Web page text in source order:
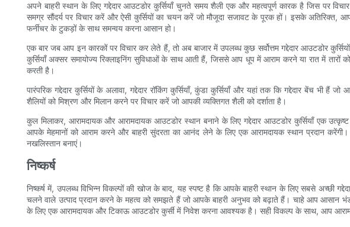
अपने बाहरी स्थान के लिए गद्देदार आउटडोर कुर्सियाँ चुनते समय शैली एक और महत्वपूर्ण कारक है जिस पर
समग्र सौंदर्य पर विचार करें और ऐसी कुर्सियों का चयन करें जो मौजूदा सजावट के पूरक हों। इसके अतिरिक्त,
फर्नीचर के टुकड़ों के साथ समन्वय करना आसान हो।
एक बार जब आप इन कारकों पर विचार कर लेते हैं, तो अब बाजार में उपलब्ध कुछ सर्वोत्तम गद्देदार आउटडोर
कुर्सियाँ अक्सर समायोज्य रिक्लाइनिंग सुविधाओं के साथ आती हैं, जिससे आप धूप में आराम करने या रात में तारों
करती है।
पारंपरिक गद्देदार कुर्सियों के अलावा, गद्देदार रॉकिंग कुर्सियाँ, कुंडा कुर्सियाँ और यहां तक ​​कि गद्देदार बेंच भी
शैलियों को मिश्रण और मिलान करने पर विचार करें जो आपकी व्यक्तिगत शैली को दर्शाता है।
कुल मिलाकर, आरामदायक और आरामदायक आउटडोर स्थान बनाने के लिए गद्देदार आउटडोर कुर्सियाँ एक
आपके मेहमानों को आराम करने और बाहरी सुंदरता का आनंद लेने के लिए एक आरामदायक स्थान प्रदान
नखलिस्तान बनाएं।
निष्कर्ष
निष्कर्ष में, उपलब्ध विभिन्न विकल्पों की खोज के बाद, यह स्पष्ट है कि आपके बाहरी स्थान के लिए सबसे अच्छी
चलने वाले उत्पाद प्रदान करने के महत्व को समझते हैं जो आपके बाहरी अनुभव को बढ़ाते हैं। चाहे आप आसान
के लिए एक आरामदायक और टिकाऊ आउटडोर कुर्सी में निवेश करना आवश्यक है। सही विकल्प के साथ, आप